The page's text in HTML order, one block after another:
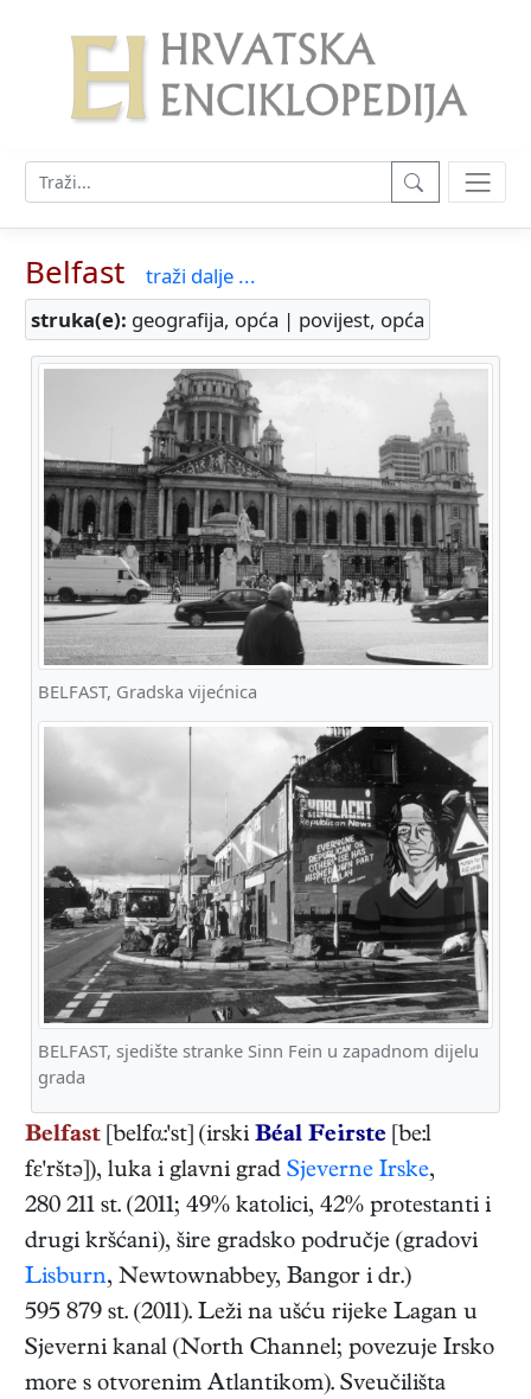
Belfast
traži dalje ...
struka(e): geografija, opća | povijest, opća
BELFAST, Gradska vijećnica
BELFAST, sjedište stranke Sinn Fein u zapadnom dijelu
grada
Belfast [belfα:'st] (irski Béal Feirste [be:l
fε'rštə]), luka i glavni grad Sjeverne Irske,
280 211 st. (2011; 49% katolici, 42% protestanti i
drugi kršćani), šire gradsko područje (gradovi
Lisburn, Newtownabbey, Bangor i dr.)
595 879 st. (2011). Leži na ušću rijeke Lagan u
Sjeverni kanal (North Channel; povezuje Irsko
more s otvorenim Atlantikom). Sveučilišta